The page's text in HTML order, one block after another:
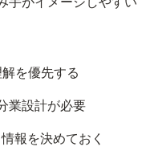
を優先する
業設計が必要
報を決めておく